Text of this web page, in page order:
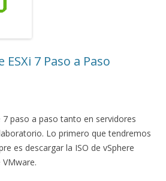
7 Paso a Paso
paso a paso tanto en servidores
Lo primero que tendremos
es descargar la ISO de vSphere
VMware.